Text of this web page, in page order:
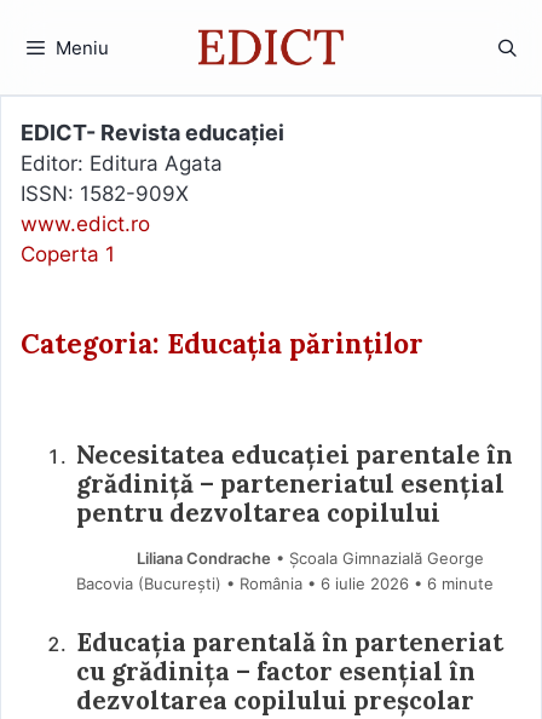
Meniu
EDICT- Revista educației
Editor: Editura Agata
ISSN: 1582-909X
www.edict.ro
Coperta 1
Categoria: Educația părinților
Necesitatea educației parentale în
grădiniță – parteneriatul esențial
pentru dezvoltarea copilului
Liliana Condrache • Școala Gimnazială George
Bacovia (Bucureşti) • România
6 iulie 2026 • 6 minute
Educația parentală în parteneriat
cu grădinița – factor esențial în
dezvoltarea copilului preșcolar